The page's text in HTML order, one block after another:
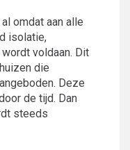
omdat aan alle
isolatie,
voldaan. Dit
die
Deze
de tijd. Dan
steeds